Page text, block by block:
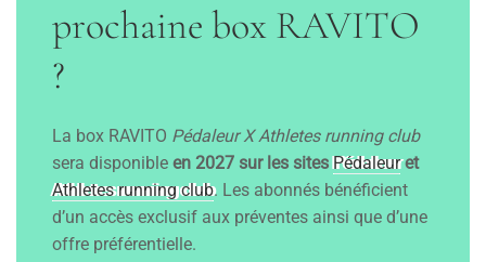
prochaine box RAVITO
?
La box RAVITO Pédaleur X Athletes running club
sera disponible en 2027 sur les sitesPédaleuret
Athletes running club. Les abonnés bénéficient
d’un accès exclusif aux préventes ainsi que d’une
offre préférentielle.